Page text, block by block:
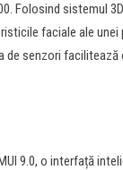
Folosind sistemul
faciale ale unei
senzori
9.0, o interfață